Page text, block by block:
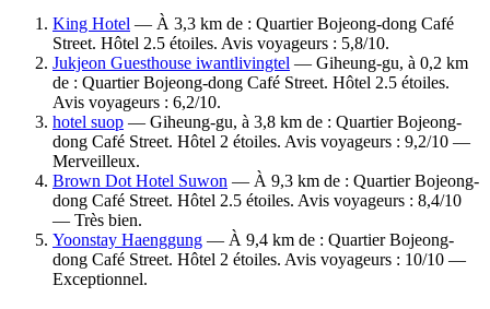
King Hotel — À 3,3 km de : Quartier Bojeong-dong Café
Street. Hôtel 2.5 étoiles. Avis voyageurs : 5,8/10.
Jukjeon Guesthouse iwantlivingtel — Giheung-gu, à 0,2 km
de : Quartier Bojeong-dong Café Street. Hôtel 2.5 étoiles.
Avis voyageurs : 6,2/10.
hotel suop — Giheung-gu, à 3,8 km de : Quartier Bojeong-
dong Café Street. Hôtel 2 étoiles. Avis voyageurs : 9,2/10 —
Merveilleux.
Brown Dot Hotel Suwon — À 9,3 km de : Quartier Bojeong-
dong Café Street. Hôtel 2.5 étoiles. Avis voyageurs : 8,4/10
— Très bien.
Yoonstay Haenggung — À 9,4 km de : Quartier Bojeong-
dong Café Street. Hôtel 2 étoiles. Avis voyageurs : 10/10 —
Exceptionnel.